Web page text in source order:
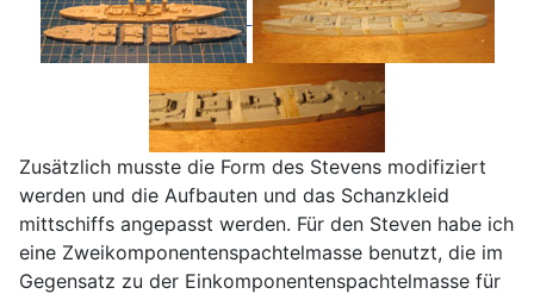
Zusätzlich musste die Form des Stevens modifiziert
werden und die Aufbauten und das Schanzkleid
mittschiffs angepasst werden. Für den Steven habe ich
eine Zweikomponentenspachtelmasse benutzt, die im
Gegensatz zu der Einkomponentenspachtelmasse für